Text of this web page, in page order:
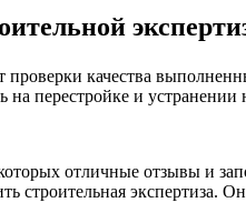
качества
перестройке и
отличные отзывы и
экспертиза.